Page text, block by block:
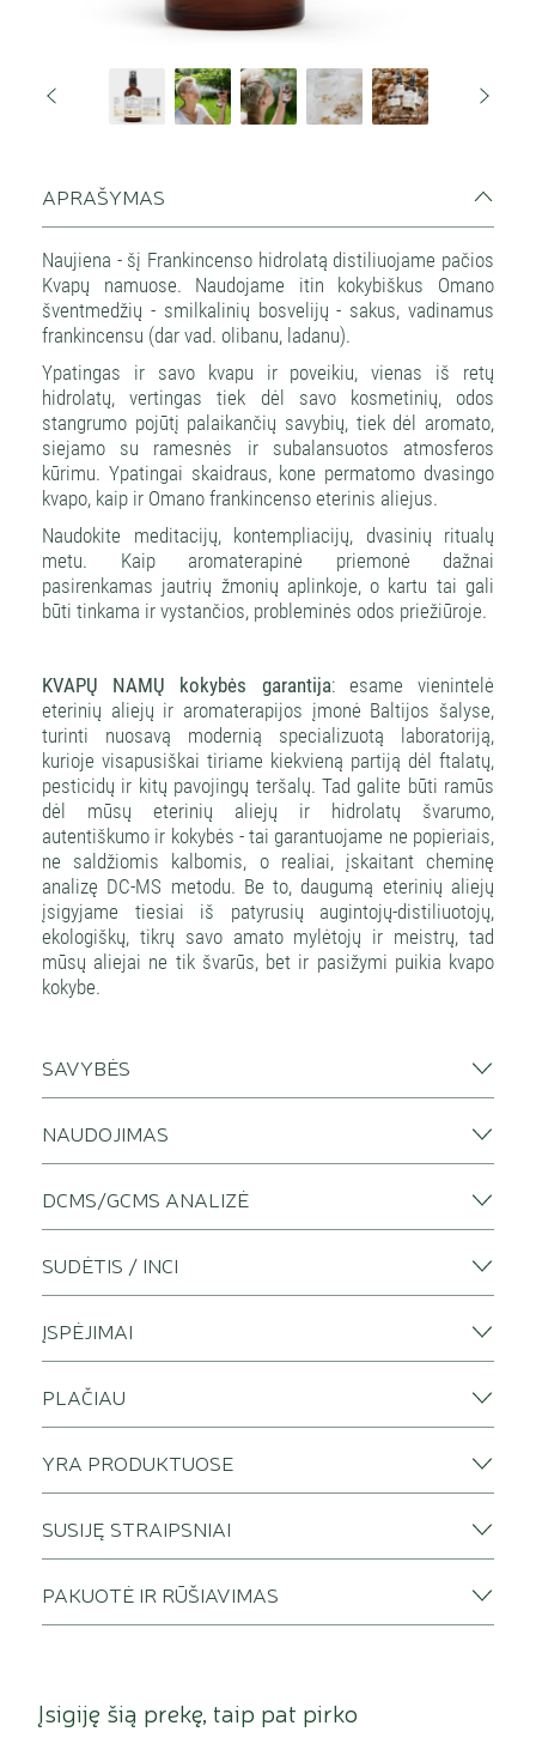
APRAŠYMAS
Naujiena - šį Frankincenso hidrolatą distiliuojame pačios
Kvapų namuose. Naudojame itin kokybiškus Omano
šventmedžių - smilkalinių bosvelijų - sakus, vadinamus
frankincensu (dar vad. olibanu, ladanu).
Ypatingas ir savo kvapu ir poveikiu, vienas iš retų
hidrolatų, vertingas tiek dėl savo kosmetinių, odos
stangrumo pojūtį palaikančių savybių, tiek dėl aromato,
siejamo su ramesnės ir subalansuotos atmosferos
kūrimu. Ypatingai skaidraus, kone permatomo dvasingo
kvapo, kaip ir Omano frankincenso eterinis aliejus.
Naudokite meditacijų, kontempliacijų, dvasinių ritualų
metu. Kaip aromaterapinė priemonė dažnai
pasirenkamas jautrių žmonių aplinkoje, o kartu tai gali
būti tinkama ir vystančios, probleminės odos priežiūroje.
KVAPŲ NAMŲ kokybės garantija: esame vienintelė
eterinių aliejų ir aromaterapijos įmonė Baltijos šalyse,
turinti nuosavą modernią specializuotą laboratoriją,
kurioje visapusiškai tiriame kiekvieną partiją dėl ftalatų,
pesticidų ir kitų pavojingų teršalų. Tad galite būti ramūs
dėl mūsų eterinių aliejų ir hidrolatų švarumo,
autentiškumo ir kokybės - tai garantuojame ne popieriais,
ne saldžiomis kalbomis, o realiai, įskaitant cheminę
analizę DC-MS metodu. Be to, daugumą eterinių aliejų
įsigyjame tiesiai iš patyrusių augintojų-distiliuotojų,
ekologiškų, tikrų savo amato mylėtojų ir meistrų, tad
mūsų aliejai ne tik švarūs, bet ir pasižymi puikia kvapo
kokybe.
SAVYBĖS
NAUDOJIMAS
DCMS/GCMS ANALIZĖ
SUDĖTIS / INCI
ĮSPĖJIMAI
PLAČIAU
YRA PRODUKTUOSE
SUSIJĘ STRAIPSNIAI
PAKUOTĖ IR RŪŠIAVIMAS
Įsigiję šią prekę, taip pat pirko